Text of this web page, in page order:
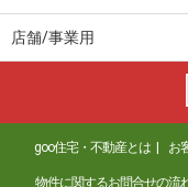
店舗/事業用
goo住宅・不動産とは お
物件に関するお問合せの流